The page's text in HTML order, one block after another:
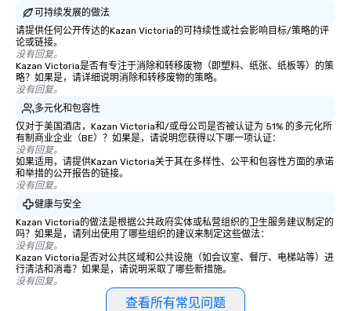
可持续发展的做法
请提供任何公开传达的Kazan Victoria的可持续性或社会影响目标/策略的评
论或链接。
没有回复。
Kazan Victoria是否有专注于消除和转移废物（即塑料、纸张、纸板等）的策
略？如果是，请详细说明消除和转移废物的策略。
没有回复。
多元化和包容性
仅对于美国酒店，Kazan Victoria和/或母公司是否被认证为 51% 的多元化所
有制商业企业（BE）？如果是，请说明您获得以下哪一项认证：
没有回复。
如果适用，请提供Kazan Victoria关于其在多样性、公平和包容性方面的承诺
和举措的公开报告的链接。
没有回复。
健康与安全
Kazan Victoria的做法是根据公共政府实体或私营组织的卫生服务建议制定的
吗？如果是，请列出使用了哪些组织的建议来制定这些做法：
没有回复。
Kazan Victoria是否对公共区域和公共设施（如会议室、餐厅、电梯站等）进
行清洁和消毒？如果是，请说明采取了哪些新措施。
没有回复。
查看所有常见问题